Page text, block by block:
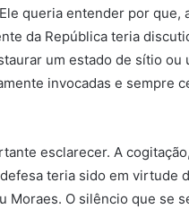
queria entender por que,
da República teria
um estado de sítio ou
invocadas e sempre
esclarecer. A
teria sido em virtude
Moraes. O silêncio que se